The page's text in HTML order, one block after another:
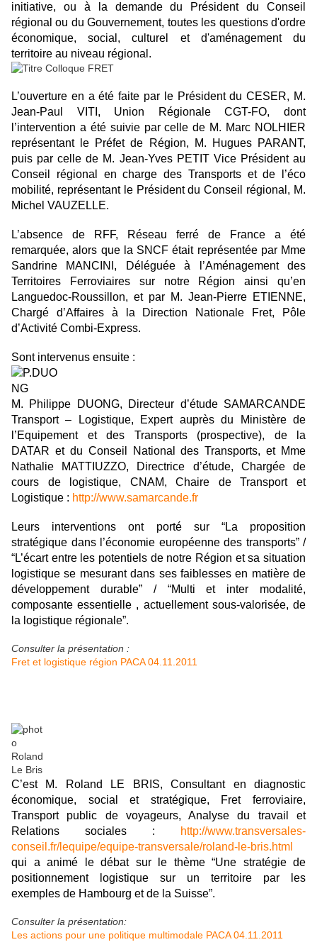
initiative, ou à la demande du Président du Conseil
régional ou du Gouvernement, toutes les questions d'ordre
économique, social, culturel et d'aménagement du
territoire au niveau régional.
L’ouverture en a été faite par le Président du CESER, M.
Jean-Paul VITI, Union Régionale CGT-FO, dont
l’intervention a été suivie par celle de M. Marc NOLHIER
représentant le Préfet de Région, M. Hugues PARANT,
puis par celle de M. Jean-Yves PETIT Vice Président au
Conseil régional en charge des Transports et de l’éco
mobilité, représentant le Président du Conseil régional, M.
Michel VAUZELLE.
L’absence de RFF, Réseau ferré de France a été
remarquée, alors que la SNCF était représentée par Mme
Sandrine MANCINI, Déléguée à l’Aménagement des
Territoires Ferroviaires sur notre Région ainsi qu’en
Languedoc-Roussillon, et par M. Jean-Pierre ETIENNE,
Chargé d’Affaires à la Direction Nationale Fret, Pôle
d’Activité Combi-Express.
Sont intervenus ensuite :
M. Philippe DUONG, Directeur d’étude SAMARCANDE
Transport – Logistique, Expert auprès du Ministère de
l’Equipement et des Transports (prospective), de la
DATAR et du Conseil National des Transports, et Mme
Nathalie MATTIUZZO, Directrice d’étude, Chargée de
cours de logistique, CNAM, Chaire de Transport et
Logistique : http://www.samarcande.fr
Leurs interventions ont porté sur “La proposition
stratégique dans l’économie européenne des transports” /
“L’écart entre les potentiels de notre Région et sa situation
logistique se mesurant dans ses faiblesses en matière de
développement durable” / “Multi et inter modalité,
composante essentielle , actuellement sous-valorisée, de
la logistique régionale”.
Consulter la présentation :
Fret et logistique région PACA 04.11.2011
C’est M. Roland LE BRIS, Consultant en diagnostic
économique, social et stratégique, Fret ferroviaire,
Transport public de voyageurs, Analyse du travail et
Relations sociales :
http://www.transversales-
conseil.fr/lequipe/equipe-transversale/roland-le-bris.html
qui a animé le débat sur le thème “Une stratégie de
positionnement logistique sur un territoire par les
exemples de Hambourg et de la Suisse”.
Consulter la présentation:
Les actions pour une politique multimodale PACA 04.11.2011